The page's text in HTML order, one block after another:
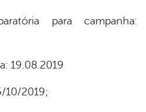
para campanha:
19.08.2019
10/2019;